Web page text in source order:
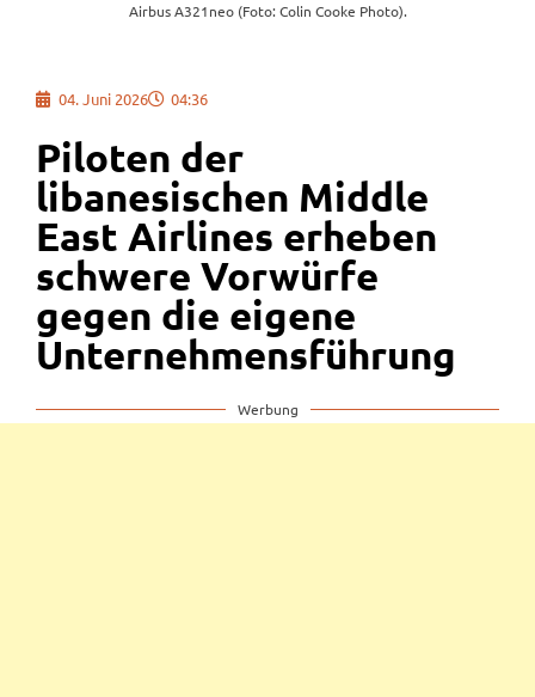
Airbus A321neo (Foto: Colin Cooke Photo).
04. Juni 2026 04:36
Piloten der
libanesischen Middle
East Airlines erheben
schwere Vorwürfe
gegen die eigene
Unternehmensführung
Werbung